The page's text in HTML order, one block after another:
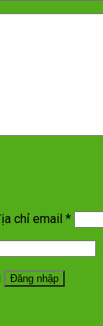
chỉ email *
Đăng nhập